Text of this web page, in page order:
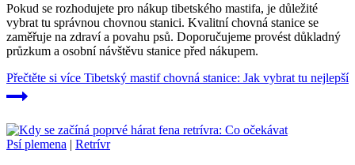
Pokud se rozhodujete pro nákup tibetského mastifa, je důležité
vybrat tu správnou chovnou stanici. Kvalitní chovná stanice se
zaměřuje na zdraví a povahu psů. Doporučujeme provést důkladný
průzkum a osobní návštěvu stanice před nákupem.
Přečtěte si více Tibetský mastif chovná stanice: Jak vybrat tu nejlepší
Psí plemena | Retrívr